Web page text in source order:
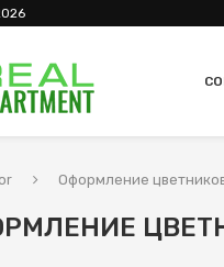
Оформление